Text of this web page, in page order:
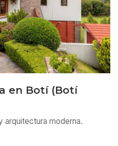
en Botí (Botí
arquitectura moderna.